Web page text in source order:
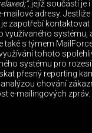
jejíž součástí je
mailové adresy.
zapotřebí kontaktovat
využívaného systému,
také s týmem
tohoto
systému pro
přesný reporting
chování
e-mailingových zpráv.